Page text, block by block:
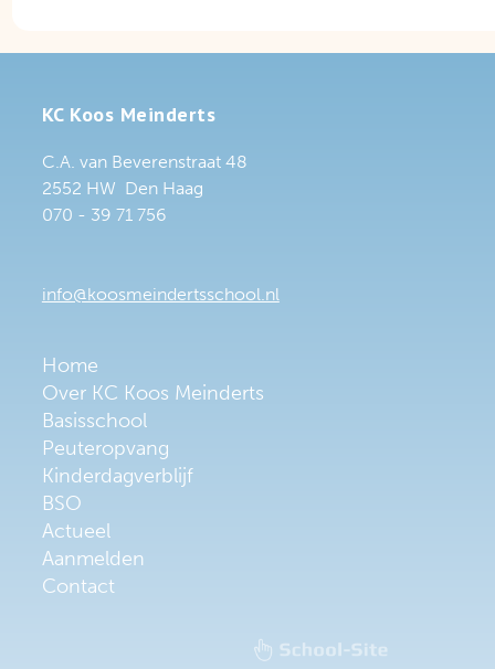
KC Koos Meinderts
C.A. van Beverenstraat 48
2552 HW Den Haag
070 - 39 71 756
info@koosmeindertsschool.nl
Home
Over KC Koos Meinderts
Basisschool
Peuteropvang
Kinderdagverblijf
BSO
Actueel
Aanmelden
Contact